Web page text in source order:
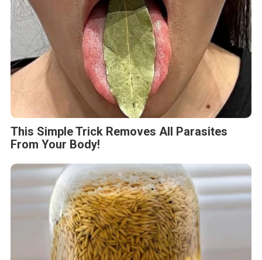
This Simple Trick Removes All Parasites
From Your Body!